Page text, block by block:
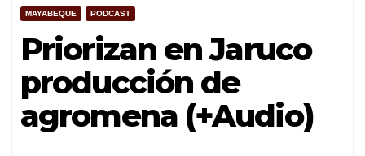
MAYABEQUE PODCAST
Priorizan en Jaruco
producción de
agromena (+Audio)